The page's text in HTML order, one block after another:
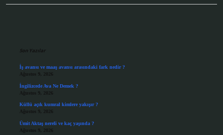
Son Yazılar
İş avansı ve maaş avansı arasındaki fark nedir ?
Ağustos 9, 2026
İngilizcede Ava Ne Demek ?
Ağustos 9, 2026
Küllü açık kumral kimlere yakışır ?
Ağustos 9, 2026
Ümit Aktaş nereli ve kaç yaşında ?
Ağustos 9, 2026